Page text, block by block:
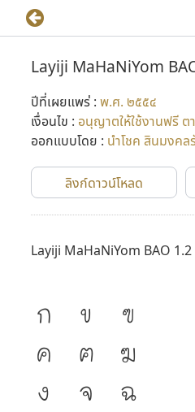
Layiji MaHaNiYom
ปีที่เผยแพร่ : พ.ศ. ๒๕๕๔
เงื่อนไข : อนุญาตให้ใช้งานฟรี
ออกแบบโดย : นำโชค สินมงคล
ลิงก์ดาวน์โหลด
Layiji MaHaNiYom BAO
ก ข
ฃ
ค
ฅ
ฆ
ง
จ
ฉ